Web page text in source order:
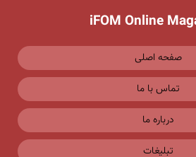
iFOM Online
صفحه اصلی
تماس با ما
درباره ما
تبلیغات